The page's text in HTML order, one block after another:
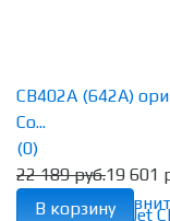
избранное
CB402A (642A)
Co...
(0)
22 189 руб.19 601
В корзину